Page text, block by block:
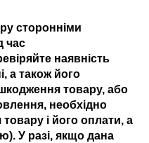
сторонніми
час
наявність
а також його
товару, або
необхідно
і його оплати, а
У разі, якщо дана